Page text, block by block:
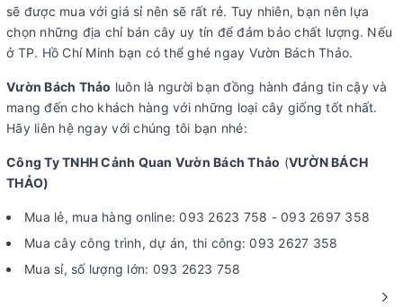
sẽ được mua với giá sỉ nên sẽ rất rẻ. Tuy nhiên, bạn nên lựa
chọn những địa chỉ bán cây uy tín để đảm bảo chất lượng. Nếu
ở TP. Hồ Chí Minh bạn có thể ghé ngay Vườn Bách Thảo.
Vườn Bách Thảo luôn là người bạn đồng hành đáng tin cậy và
mang đến cho khách hàng với những loại cây giống tốt nhất.
Hãy liên hệ ngay với chúng tôi bạn nhé:
Công Ty TNHH Cảnh Quan Vườn Bách Thảo (VƯỜN BÁCH
THẢO)
Mua lẻ, mua hàng online: 093 2623 758 - 093 2697 358
Mua cây công trình, dự án, thi công: 093 2627 358
Mua sỉ, số lượng lớn: 093 2623 758